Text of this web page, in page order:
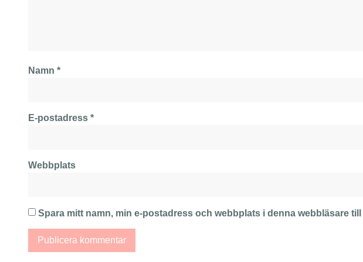
Namn *
E-postadress *
Webbplats
Spara mitt namn, min e-postadress och webbplats i denna webbläsare